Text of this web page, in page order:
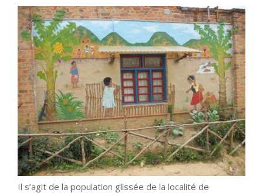
Il s’agit de la population glissée de la localité de